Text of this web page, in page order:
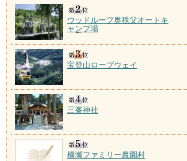
ウッドルーフ奥秩父オートキ
ャンプ場
宝登山ロープウェイ
三峯神社
横瀬ファミリー農園村